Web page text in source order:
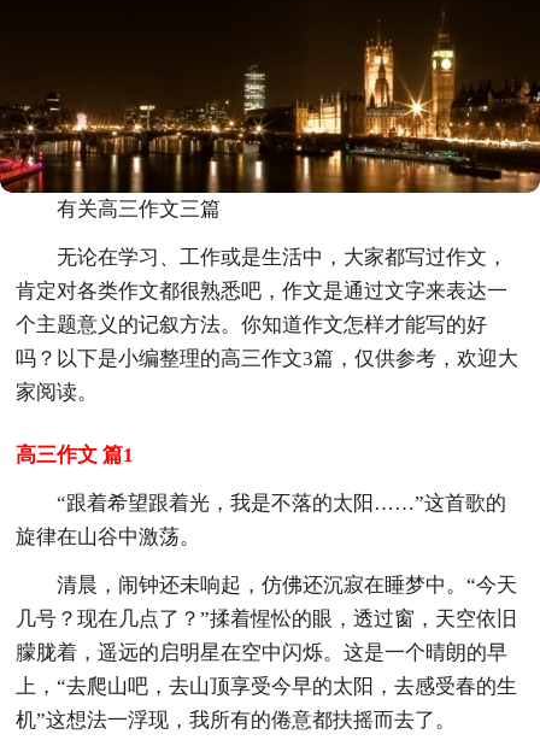
有关高三作文三篇
无论在学习、工作或是生活中，大家都写过作文，
肯定对各类作文都很熟悉吧，作文是通过文字来表达一
个主题意义的记叙方法。你知道作文怎样才能写的好
吗？以下是小编整理的高三作文3篇，仅供参考，欢迎大
家阅读。
高三作文 篇1
“跟着希望跟着光，我是不落的太阳……”这首歌的
旋律在山谷中激荡。
清晨，闹钟还未响起，仿佛还沉寂在睡梦中。“今天
几号？现在几点了？”揉着惺忪的眼，透过窗，天空依旧
朦胧着，遥远的启明星在空中闪烁。这是一个晴朗的早
上，“去爬山吧，去山顶享受今早的太阳，去感受春的生
机”这想法一浮现，我所有的倦意都扶摇而去了。